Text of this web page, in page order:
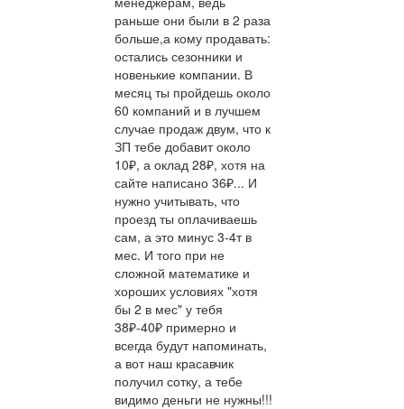
раньше они были в 2 раза
больше,а кому продавать:
остались сезонники и
новенькие компании. В
месяц ты пройдешь около
60 компаний и в лучшем
случае продаж двум, что к
ЗП тебе добавит около
10₽, а оклад 28₽, хотя на
сайте написано 36₽... И
нужно учитывать, что
проезд ты оплачиваешь
сам, а это минус 3-4т в
мес. И того при не
сложной математике и
хороших условиях "хотя
бы 2 в мес" у тебя
38₽-40₽ примерно и
всегда будут напоминать,
а вот наш красавчик
получил сотку, а тебе
видимо деньги не нужны!!!